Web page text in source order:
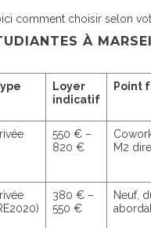
comment choisir selon
À
Loyer
indicatif
Point
550 € –
820 €
M2
380 € –
550 €
Neuf,